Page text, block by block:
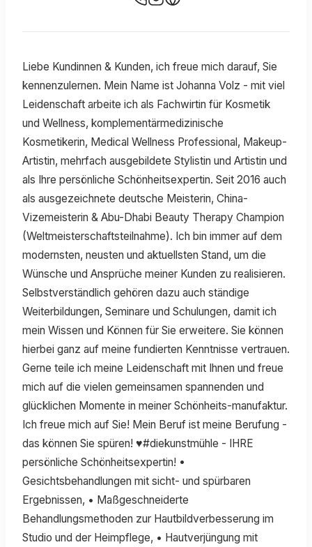
Liebe Kundinnen & Kunden, ich freue mich darauf, Sie
kennenzulernen. Mein Name ist Johanna Volz - mit viel
Leidenschaft arbeite ich als Fachwirtin für Kosmetik
und Wellness, komplementärmedizinische
Kosmetikerin, Medical Wellness Professional, Makeup-
Artistin, mehrfach ausgebildete Stylistin und Artistin und
als Ihre persönliche Schönheitsexpertin. Seit 2016 auch
als ausgezeichnete deutsche Meisterin, China-
Vizemeisterin & Abu-Dhabi Beauty Therapy Champion
(Weltmeisterschaftsteilnahme). Ich bin immer auf dem
modernsten, neusten und aktuellsten Stand, um die
Wünsche und Ansprüche meiner Kunden zu realisieren.
Selbstverständlich gehören dazu auch ständige
Weiterbildungen, Seminare und Schulungen, damit ich
mein Wissen und Können für Sie erweitere. Sie können
hierbei ganz auf meine fundierten Kenntnisse vertrauen.
Gerne teile ich meine Leidenschaft mit Ihnen und freue
mich auf die vielen gemeinsamen spannenden und
glücklichen Momente in meiner Schönheits-manufaktur.
Ich freue mich auf Sie! Mein Beruf ist meine Berufung -
das können Sie spüren! ♥#diekunstmühle - IHRE
persönliche Schönheitsexpertin! •
Gesichtsbehandlungen mit sicht- und spürbaren
Ergebnissen, • Maßgeschneiderte
Behandlungsmethoden zur Hautbildverbesserung im
Studio und der Heimpflege, • Hautverjüngung mit